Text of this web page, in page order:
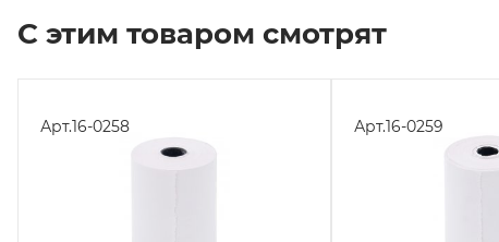
С этим товаром смотрят
Арт.16-0258 Арт.16-0259